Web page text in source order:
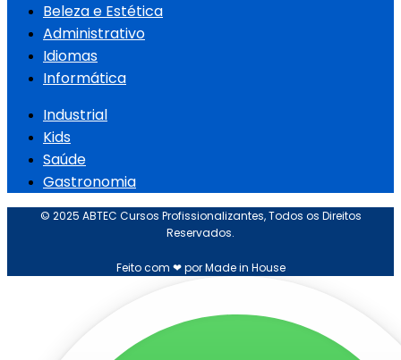
Beleza e Estética
Administrativo
Idiomas
Informática
Industrial
Kids
Saúde
Gastronomia
© 2025 ABTEC Cursos Profissionalizantes, Todos os Direitos
Reservados.
Feito com ❤ por Made in House